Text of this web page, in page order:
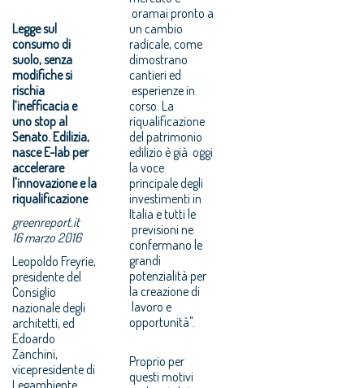
Legge sul
consumo di
suolo, senza
modifiche si
rischia
l’inefficacia e
uno stop al
Senato. Edilizia,
nasce E-lab per
accelerare
l'innovazione e la
riqualificazione
greenreport.it
16 marzo 2016
Leopoldo Freyrie,
presidente del
Consiglio
nazionale degli
architetti, ed
Edoardo
Zanchini,
vicepresidente di
Legambiente,
oramai pronto a
un cambio
radicale, come
dimostrano
cantieri ed
esperienze in
corso. La
riqualificazione
del patrimonio
edilizio è già oggi
la voce
principale degli
investimenti in
Italia e tutti le
previsioni ne
confermano le
grandi
potenzialità per
la creazione di
lavoro e
opportunità".
Proprio per
questi motivi